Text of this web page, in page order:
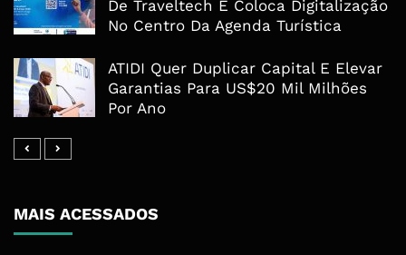
De Traveltech E Coloca Digitalização
No Centro Da Agenda Turística
ATIDI Quer Duplicar Capital E Elevar
Garantias Para US$20 Mil Milhões
Por Ano
MAIS ACESSADOS